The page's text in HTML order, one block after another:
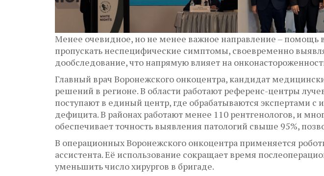
Менее очевидное, но не менее важное направление – помощь
пропускать неспецифические симптомы, своевременно
дообследование, что напрямую влияет на
Главный врач Воронежского онкоцентра, кандидат
решений в регионе. В области работают референс-центры
поступают в единый центр, где обрабатываются экспертами
дефицита. В районах работают менее 110 рентгенологов, и
обеспечивает точность выявления патологий свыше 95%,
В операционных Воронежского онкоцентра применяется
ассистента. Её использование сокращает время
уменьшить число хирургов в бригаде.